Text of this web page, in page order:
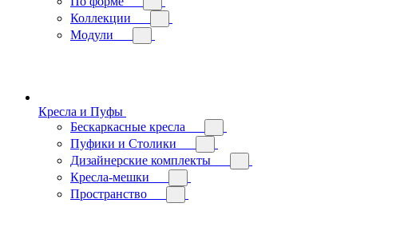
Коллекции
Модули
Кресла и Пуфы
Бескаркасные кресла
Пуфики и Столики
Дизайнерские комплекты
Кресла-мешки
Пространство